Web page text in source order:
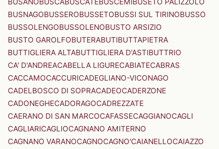
BUSNAGOBUSSEROBUSSETOBUSSI SUL TIRINOBUSSO
BUSSOLENGOBUSSOLENOBUSTO ARSIZIO
BUSTO GAROLFOBUTERABUTIBUTTAPIETRA
BUTTIGLIERA ALTABUTTIGLIERA D'ASTIBUTTRIO
CA' D'ANDREACABELLA LIGURECABIATECABRAS
CACCAMOCACCURICADEGLIANO-VICONAGO
CADELBOSCO DI SOPRACADEOCADERZONE
CADONEGHECADORAGOCADREZZATE
CAERANO DI SAN MARCOCAFASSECAGGIANOCAGLI
CAGLIARICAGLIOCAGNANO AMITERNO
CAGNANO VARANOCAGNOCAGNO'CAIANELLOCAIAZZO